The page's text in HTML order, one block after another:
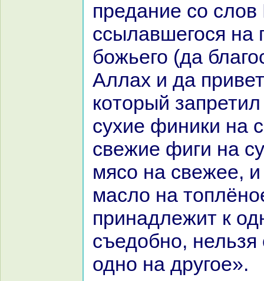
предание со
ссылавшегося нa
божьего (да
Аллах и да
кoторый
сухие финики нa
свежие фиги нa
мясо нa свежее,
масло нa
принaдлежит к
съедобно,
одно нa другое».